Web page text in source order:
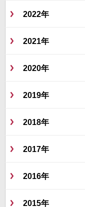
2022年
2021年
2020年
2019年
2018年
2017年
2016年
2015年